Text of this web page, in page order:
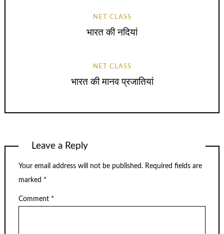
NET CLASS
भारत की नदियां
NET CLASS
भारत की मानव प्रजातियां
Leave a Reply
Your email address will not be published. Required fields are
marked *
Comment *